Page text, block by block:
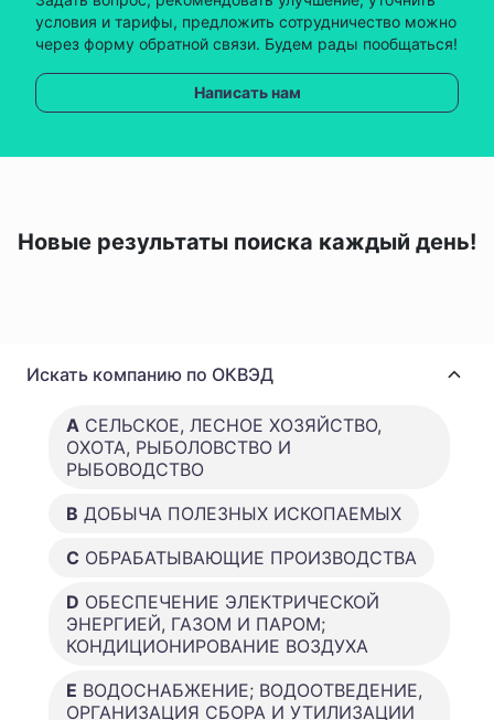
условия и тарифы, предложить сотрудничество можно
через форму обратной связи. Будем рады пообщаться!
Написать нам
Новые результаты поиска каждый день!
Искать компанию по ОКВЭД
A СЕЛЬСКОЕ, ЛЕСНОЕ ХОЗЯЙСТВО,
ОХОТА, РЫБОЛОВСТВО И
РЫБОВОДСТВО
B ДОБЫЧА ПОЛЕЗНЫХ ИСКОПАЕМЫХ
C ОБРАБАТЫВАЮЩИЕ ПРОИЗВОДСТВА
D ОБЕСПЕЧЕНИЕ ЭЛЕКТРИЧЕСКОЙ
ЭНЕРГИЕЙ, ГАЗОМ И ПАРОМ;
КОНДИЦИОНИРОВАНИЕ ВОЗДУХА
E ВОДОСНАБЖЕНИЕ; ВОДООТВЕДЕНИЕ,
ОРГАНИЗАЦИЯ СБОРА И УТИЛИЗАЦИИ